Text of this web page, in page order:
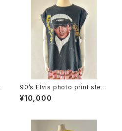
90’s Elvis photo print slee
veless tee
¥10,000